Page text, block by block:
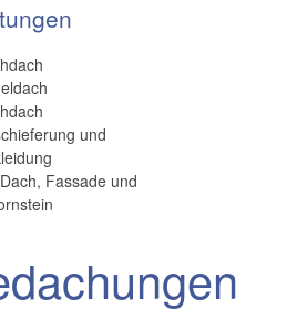
und
Fassade und